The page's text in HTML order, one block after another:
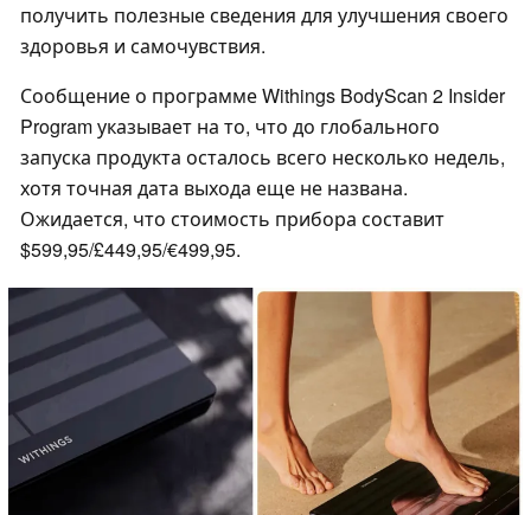
получить полезные сведения для улучшения своего
здоровья и самочувствия.
Сообщение о программе Withings BodyScan 2 Insider
Program указывает на то, что до глобального
запуска продукта осталось всего несколько недель,
хотя точная дата выхода еще не названа.
Ожидается, что стоимость прибора составит
$599,95/£449,95/€499,95.